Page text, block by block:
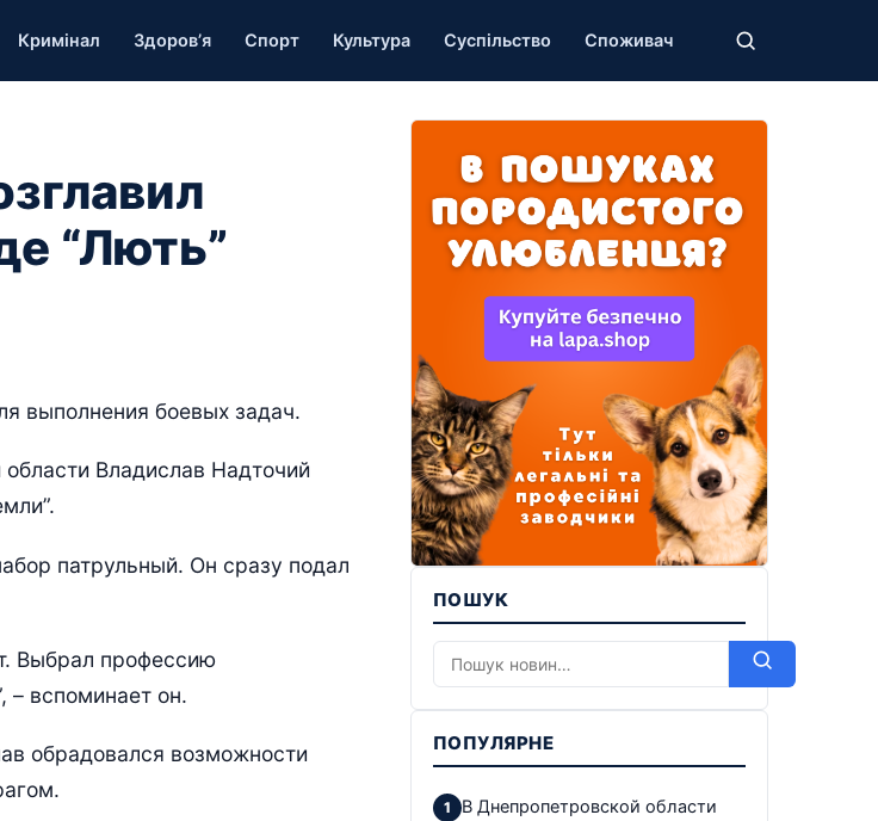
Кримінал Здоров’я Спорт Культура Суспільство Споживач
“Лють”
выполнения боевых задач.
Владислав Надточий
патрульный. Он сразу подал
Выбрал профессию
– вспоминает он.
обрадовался возможности
ПОШУК
ПОПУЛЯРНЕ
В Днепропетровской области